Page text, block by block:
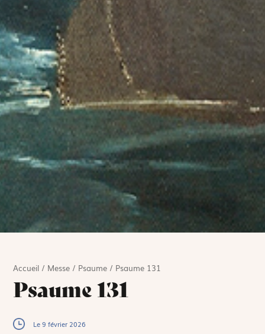
Accueil / Messe / Psaume / Psaume 131
Psaume 131
Le 9 février 2026